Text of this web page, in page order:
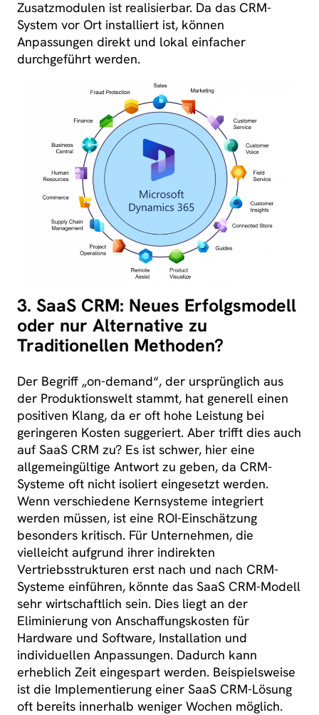
Zusatzmodulen ist realisierbar. Da das CRM-
System vor Ort installiert ist, können
Anpassungen direkt und lokal einfacher
durchgeführt werden.
3. SaaS CRM: Neues Erfolgsmodell
oder nur Alternative zu
Traditionellen Methoden?
Der Begriff „on-demand“, der ursprünglich aus
der Produktionswelt stammt, hat generell einen
positiven Klang, da er oft hohe Leistung bei
geringeren Kosten suggeriert. Aber trifft dies auch
auf SaaS CRM zu? Es ist schwer, hier eine
allgemeingültige Antwort zu geben, da CRM-
Systeme oft nicht isoliert eingesetzt werden.
Wenn verschiedene Kernsysteme integriert
werden müssen, ist eine ROI-Einschätzung
besonders kritisch. Für Unternehmen, die
vielleicht aufgrund ihrer indirekten
Vertriebsstrukturen erst nach und nach CRM-
Systeme einführen, könnte das SaaS CRM-Modell
sehr wirtschaftlich sein. Dies liegt an der
Eliminierung von Anschaffungskosten für
Hardware und Software, Installation und
individuellen Anpassungen. Dadurch kann
erheblich Zeit eingespart werden. Beispielsweise
ist die Implementierung einer SaaS CRM-Lösung
oft bereits innerhalb weniger Wochen möglich.